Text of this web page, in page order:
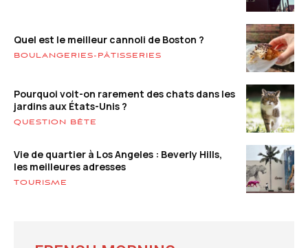
Quel est le meilleur cannoli de Boston ?
BOULANGERIES-PÂTISSERIES
Pourquoi voit-on rarement des chats dans les
jardins aux États-Unis ?
QUESTION BÊTE
Vie de quartier à Los Angeles : Beverly Hills,
les meilleures adresses
TOURISME